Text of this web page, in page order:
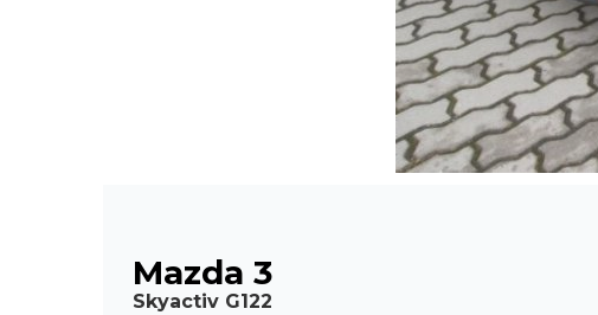
Mazda 3
Skyactiv G122